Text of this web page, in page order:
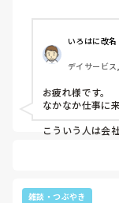
別に変わるのは
ーダーされると
しんどいなら休ん
いろはに改名
デイサービ
お疲れ様です。
なかなか仕事に
こういう人は会
安心して休めな
雑談・つぶやき